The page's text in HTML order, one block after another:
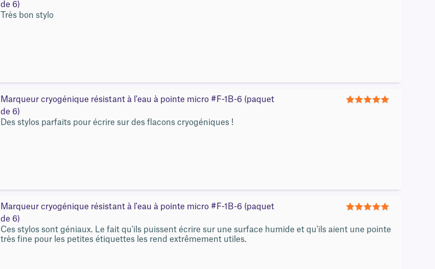
de 6)
Très bon stylo
Marqueur cryogénique résistant à l'eau à pointe micro #F-1B-6 (paquet
de 6)
Des stylos parfaits pour écrire sur des flacons cryogéniques !
Marqueur cryogénique résistant à l'eau à pointe micro #F-1B-6 (paquet
de 6)
Ces stylos sont géniaux. Le fait qu'ils puissent écrire sur une surface humide et qu'ils aient une pointe
très fine pour les petites étiquettes les rend extrêmement utiles.